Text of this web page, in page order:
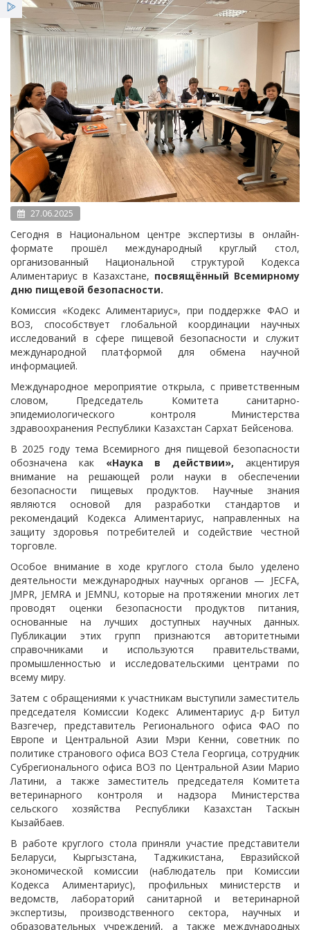
Услуги
Льготы
Новости
27.06.2025
Сегодня в Национальном центре экспертизы в онлайн-
формате прошёл международный круглый стол,
организованный Национальной структурой Кодекса
Алиментариус в Казахстане, посвящённый Всемирному
дню пищевой безопасности.
Комиссия «Кодекс Алиментариус», при поддержке ФАО и
ВОЗ, способствует глобальной координации научных
исследований в сфере пищевой безопасности и служит
международной платформой для обмена научной
информацией.
Международное мероприятие открыла, с приветственным
словом, Председатель Комитета санитарно-
эпидемиологического контроля Министерства
здравоохранения Республики Казахстан Сархат Бейсенова.
В 2025 году тема Всемирного дня пищевой безопасности
обозначена как «Наука в действии», акцентируя
внимание на решающей роли науки в обеспечении
безопасности пищевых продуктов. Научные знания
являются основой для разработки стандартов и
рекомендаций Кодекса Алиментариус, направленных на
защиту здоровья потребителей и содействие честной
торговле.
Особое внимание в ходе круглого стола было уделено
деятельности международных научных органов — JECFA,
JMPR, JEMRA и JEMNU, которые на протяжении многих лет
проводят оценки безопасности продуктов питания,
основанные на лучших доступных научных данных.
Публикации этих групп признаются авторитетными
справочниками и используются правительствами,
промышленностью и исследовательскими центрами по
всему миру.
Затем с обращениями к участникам выступили заместитель
председателя Комиссии Кодекс Алиментариус д-р Битул
Вазгечер, представитель Регионального офиса ФАО по
Европе и Центральной Азии Мэри Кенни, советник по
политике странового офиса ВОЗ Стела Георгица, сотрудник
Субрегионального офиса ВОЗ по Центральной Азии Марио
Латини, а также заместитель председателя Комитета
ветеринарного контроля и надзора Министерства
сельского хозяйства Республики Казахстан Таскын
Кызайбаев.
В работе круглого стола приняли участие представители
Беларуси, Кыргызстана, Таджикистана, Евразийской
экономической комиссии (наблюдатель при Комиссии
Кодекса Алиментариус), профильных министерств и
ведомств, лабораторий санитарной и ветеринарной
экспертизы, производственного сектора, научных и
образовательных учреждений, а также международных